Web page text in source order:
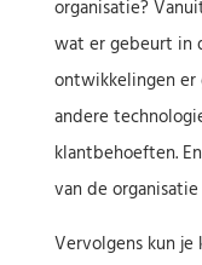
organisatie?
wat er gebeurt in
ontwikkelingen er
andere
klantbehoeften.
van de
Vervolgens kun